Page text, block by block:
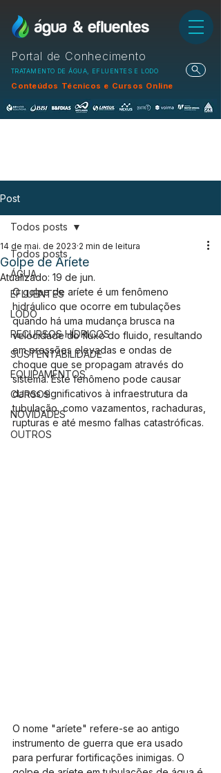
Portal de Conhecimento
TRATAMENTO DE ÁGUA, EFLUENTES E LODO
Conteúdos Técnicos e Cursos Online
Post
Todos posts
ÁGUA
EFLUENTES
LODO
RECURSOS HÍDRICOS
SUSTENTABILIDADE
EQUIPAMENTOS
CURSOS
NOVIDADES
OUTROS
Todos posts
Golpe de Aríete
14 de mai. de 2023 2 min de leitura
Atualizado: 19 de jun.
O golpe de aríete é um fenômeno
hidráulico que ocorre em tubulações
quando há uma mudança brusca na
velocidade do fluxo do fluido, resultando
em pressões elevadas e ondas de
choque que se propagam através do
sistema. Este fenômeno pode causar
danos significativos à infraestrutura da
tubulação, como vazamentos, rachaduras,
rupturas e até mesmo falhas catastróficas.
O nome "aríete" refere-se ao antigo
instrumento de guerra que era usado
para perfurar fortificações inimigas. O